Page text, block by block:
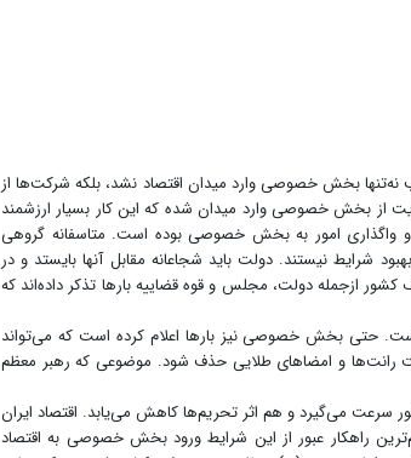
نه‌تنها بخش خصوصی وارد میدان اقتصاد نشد، بلکه شرکت‌ها از
از بخش خصوصی وارد میدان شده که این کار بسیار ارزشمند
واگذاری امور به بخش خصوصی بوده است. متاسفانه گروهی
شرایط نیستند. دولت باید شجاعانه مقابل آنها بایستد و در
ازجمله دولت، مجلس و قوه قضاییه بارها تذکر داده‌اند که
به رشد اقتصادی ۸درصد با منابع داخلی است. حتی بخش خصوصی نیز بارها اعلام کرده است که می‌تواند
رانت‌ها و امضاهای طلایی حذف شود. موضوعی که رهبر معظم
می‌گیرد و هم اثر تحریم‌ها کاهش می‌یابد. اقتصاد ایران
راهکار عبور از این شرایط ورود بخش خصوصی به اقتصاد